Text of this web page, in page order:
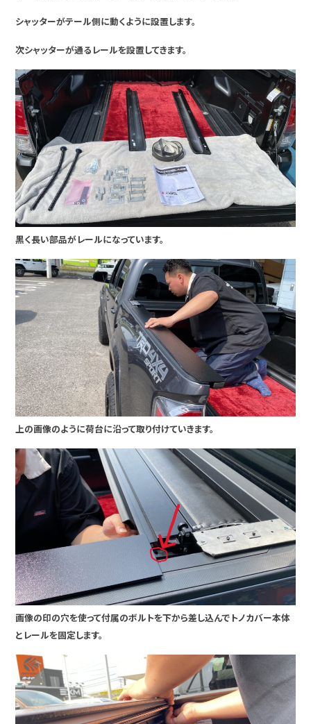
シャッターがテール側に動くように設置します。
次シャッターが通るレールを設置してきます。
黒く長い部品がレールになっています。
上の画像のように荷台に沿って取り付けていきます。
画像の印の穴を使って付属のボルトを下から差し込んでトノカバー本体
とレールを固定します。